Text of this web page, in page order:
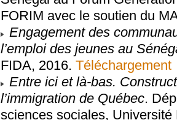
FORIM avec le soutien du
Engagement des
l’emploi des jeunes au
FIDA, 2016. Téléchargement
Entre ici et là-bas.
l’immigration de Québec.
sciences sociales,